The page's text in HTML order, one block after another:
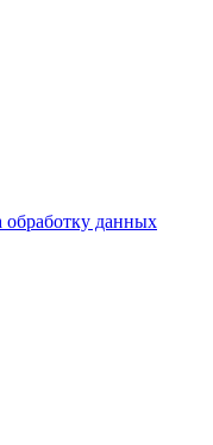
обработку данных